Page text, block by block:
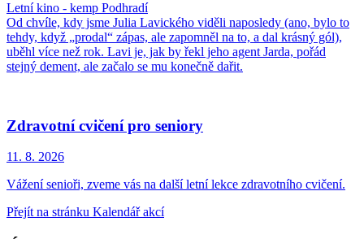
Letní kino - kemp Podhradí
Od chvíle, kdy jsme Julia Lavického viděli naposledy (ano, bylo to
tehdy, když „prodal“ zápas, ale zapomněl na to, a dal krásný gól),
uběhl více než rok. Lavi je, jak by řekl jeho agent Jarda, pořád
stejný dement, ale začalo se mu konečně dařit.
Zdravotní cvičení pro seniory
11. 8. 2026
Vážení senioři, zveme vás na další letní lekce zdravotního cvičení.
Přejít na stránku Kalendář akcí